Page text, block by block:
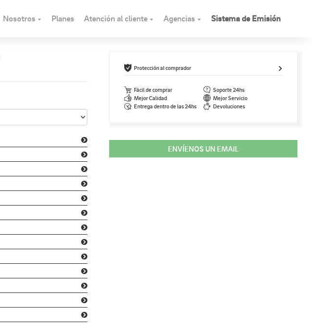
Nosotros Planes Atención al cliente Agencias Sistema de Emisión
Protección al comprador
Fácil de comprar
Soporte 24hs
Mejor Calidad
Mejor Servicio
Entrega dentro de las 24hs
Devoluciones
ENVÍENOS UN EMAIL